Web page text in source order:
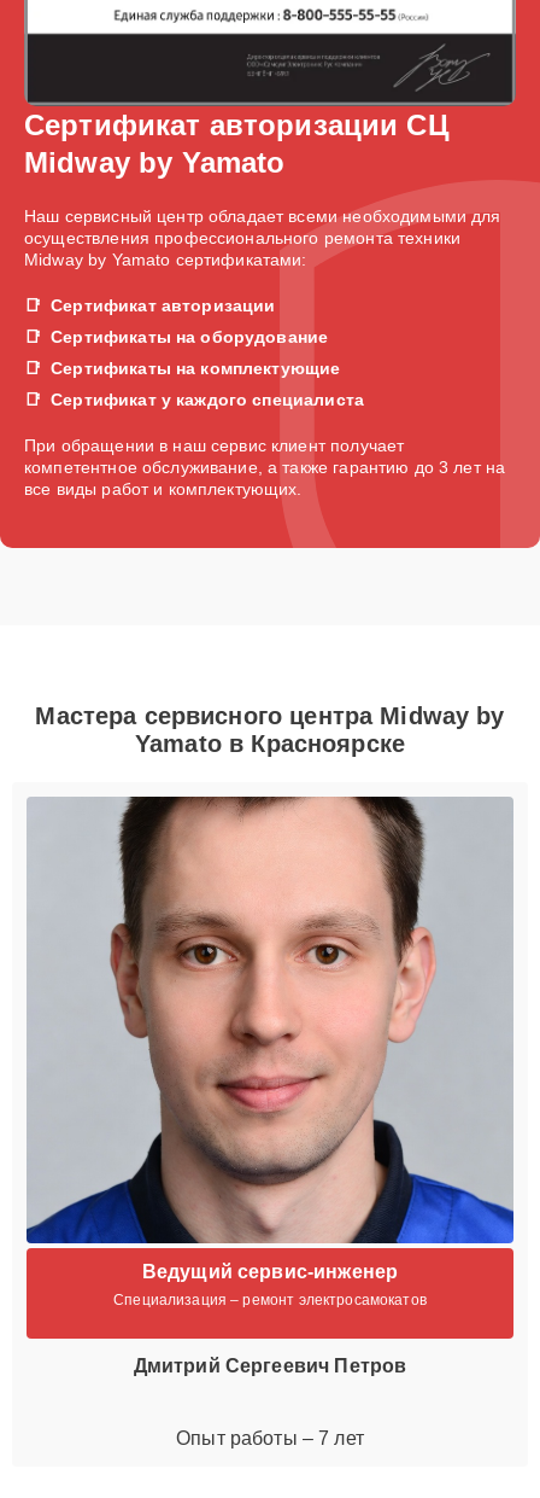
Сертификат авторизации СЦ
Midway by Yamato
Наш сервисный центр обладает всеми необходимыми для
осуществления профессионального ремонта техники
Midway by Yamato сертификатами:
Сертификат авторизации
Сертификаты на оборудование
Сертификаты на комплектующие
Сертификат у каждого специалиста
При обращении в наш сервис клиент получает
компетентное обслуживание, а также гарантию до 3 лет на
все виды работ и комплектующих.
Мастера сервисного центра Midway by
Yamato в Красноярске
Ведущий сервис-инженер
Специализация – ремонт электросамокатов
Дмитрий Сергеевич Петров
Опыт работы – 7 лет